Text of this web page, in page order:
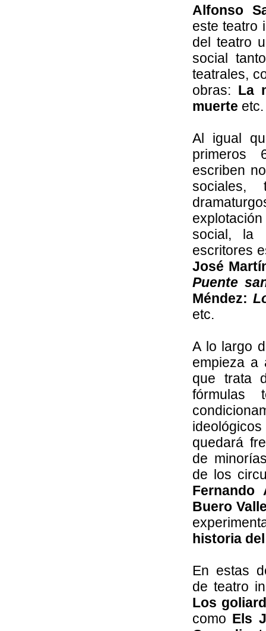
Alfonso
este teatro
del teatro
social
teatrales,
obras: La
muerte etc.
Al igual
primeros
escriben
sociales,
social, la
escritores
José
Puente
Méndez:
etc.
A lo largo
empieza a
que trata
fórmulas
quedará
de
de los
Fernando
Buero
historia
En estas
de teatro
Los
como Els